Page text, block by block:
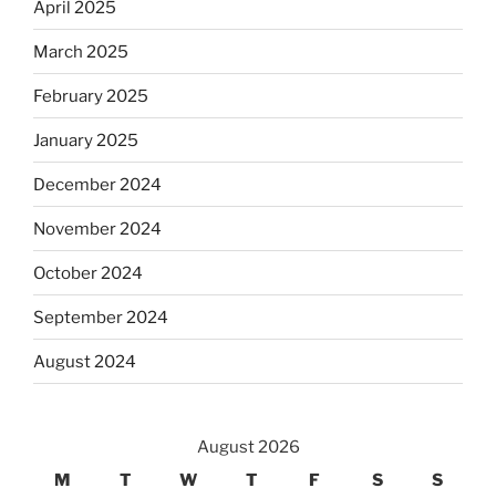
April 2025
March 2025
February 2025
January 2025
December 2024
November 2024
October 2024
September 2024
August 2024
August 2026
M
T W T F S S